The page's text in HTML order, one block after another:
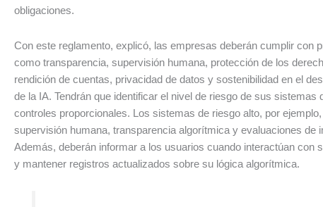
obligaciones.
Con este reglamento, explicó, las empresas deberán cumplir con
como transparencia, supervisión humana, protección de los
rendición de cuentas, privacidad de datos y sostenibilidad en el
de la IA. Tendrán que identificar el nivel de riesgo de sus sistemas
controles proporcionales. Los sistemas de riesgo alto, por
supervisión humana, transparencia algorítmica y evaluaciones de
Además, deberán informar a los usuarios cuando interactúan con
y mantener registros actualizados sobre su lógica algorítmica.